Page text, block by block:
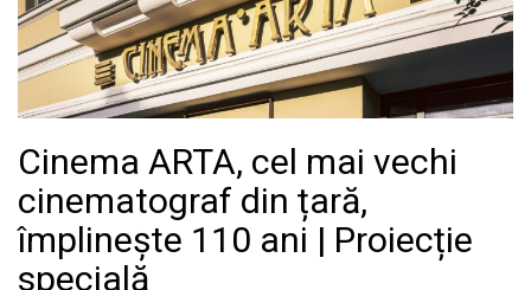
Cinema ARTA, cel mai vechi
cinematograf din țară,
împlinește 110 ani | Proiecție
specială